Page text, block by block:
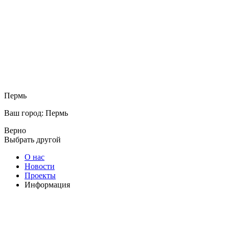
Пермь
Ваш город: Пермь
Верно
Выбрать другой
О нас
Новости
Проекты
Информация